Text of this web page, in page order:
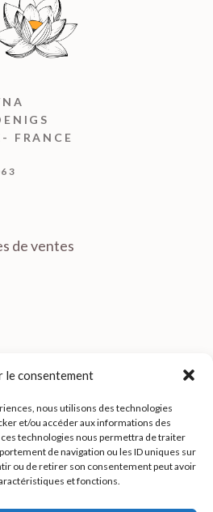
le consentement
nous utilisons des technologies
et/ou accéder aux informations des
technologies nous permettra de traiter
de navigation ou les ID uniques sur
ou de retirer son consentement peut avoir
et fonctions.
FRANCE
de ventes